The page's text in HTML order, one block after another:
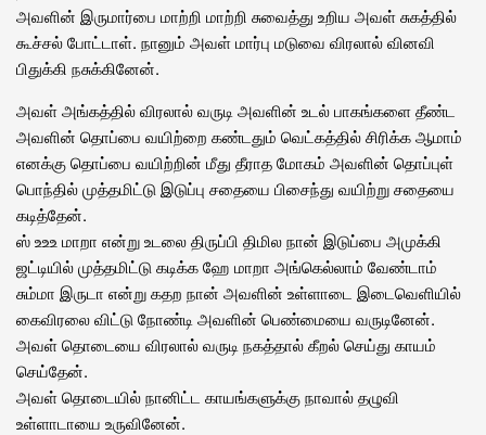
அவளின் இருமார்பை மாற்றி மாற்றி சுவைத்து உறிய அவள் சுகத்தில்
கூச்சல் போட்டாள். நானும் அவள் மார்பு மடுவை விரலால் வினவி
பிதுக்கி நசுக்கினேன்.
அவள் அங்கத்தில் விரலால் வருடி அவளின் உடல் பாகங்களை தீண்ட
அவளின் தொப்பை வயிற்றை கண்டதும் வெட்கத்தில் சிரிக்க ஆமாம்
எனக்கு தொப்பை வயிற்றின் மீது தீராத மோகம் அவளின் தொப்புள்
பொந்தில் முத்தமிட்டு இடுப்பு சதையை பிசைந்து வயிற்று சதையை
கடித்தேன்.
ஸ் உஉஉ மாறா என்று உடலை திருப்பி திமில நான் இடுப்பை அமுக்கி
ஜட்டியில் முத்தமிட்டு கடிக்க ஹே மாறா அங்கெல்லாம் வேண்டாம்
சும்மா இருடா என்று கதற நான் அவளின் உள்ளாடை இடைவெளியில்
கைவிரலை விட்டு நோண்டி அவளின் பெண்மையை வருடினேன்.
அவள் தொடையை விரலால் வருடி நகத்தால் கீறல் செய்து காயம்
செய்தேன்.
அவள் தொடையில் நானிட்ட காயங்களுக்கு நாவால் தழுவி
உள்ளாடாயை உருவினேன்.